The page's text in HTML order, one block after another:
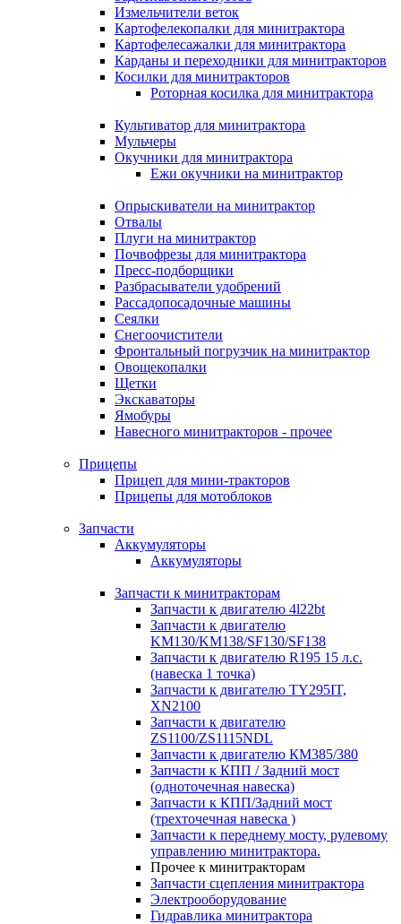
Измельчители веток
Картофелекопалки для минитрактора
Картофелесажалки для минитрактора
Карданы и переходники для минитракторов
Косилки для минитракторов
Роторная косилка для минитрактора
Культиватор для минитрактора
Мульчеры
Окучники для минитрактора
Ежи окучники на минитрактор
Опрыскиватели на минитрактор
Отвалы
Плуги на минитрактор
Почвофрезы для минитрактора
Пресс-подборщики
Разбрасыватели удобрений
Рассадопосадочные машины
Сеялки
Снегоочистители
Фронтальный погрузчик на минитрактор
Овощекопалки
Щетки
Экскаваторы
Ямобуры
Навесного минитракторов - прочее
Прицепы
Прицеп для мини-тракторов
Прицепы для мотоблоков
Запчасти
Аккумуляторы
Аккумуляторы
Запчасти к минитракторам
Запчасти к двигателю 4l22bt
Запчасти к двигателю
KM130/KM138/SF130/SF138
Запчасти к двигателю R195 15 л.с.
(навеска 1 точка)
Запчасти к двигателю TY295IT,
XN2100
Запчасти к двигателю
ZS1100/ZS1115NDL
Запчасти к двигателю КМ385/380
Запчасти к КПП / Задний мост
(одноточечная навеска)
Запчасти к КПП/Задний мост
(трехточечная навеска )
Запчасти к переднему мосту, рулевому
управлению минитрактора.
Прочее к минитракторам
Запчасти сцепления минитрактора
Электрооборудование
Гидравлика минитрактора